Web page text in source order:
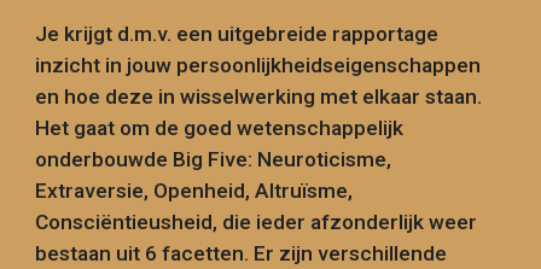
Je krijgt d.m.v. een uitgebreide rapportage
inzicht in jouw persoonlijkheidseigenschappen
en hoe deze in wisselwerking met elkaar staan.
Het gaat om de goed wetenschappelijk
onderbouwde Big Five: Neuroticisme,
Extraversie, Openheid, Altruïsme,
Consciëntieusheid, die ieder afzonderlijk weer
bestaan uit 6 facetten. Er zijn verschillende